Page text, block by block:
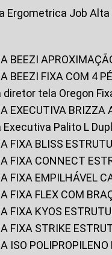
Ergometrica Job
BEEZI
BEEZI FIXA COM 4
diretor tela Oregon
EXECUTIVA
Executiva Palito L
FIXA BLISS
FIXA CONNECT
FIXA EMPILHÁVEL
FIXA FLEX COM
FIXA KYOS
FIXA STRIKE
ISO